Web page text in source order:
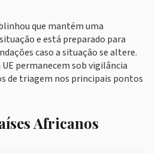
que mantém uma
e está preparado para
caso a situação se altere.
permanecem sob vigilância
de triagem nos principais pontos
Africanos